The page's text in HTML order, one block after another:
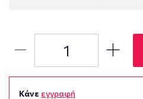
Κάνε εγγραφή